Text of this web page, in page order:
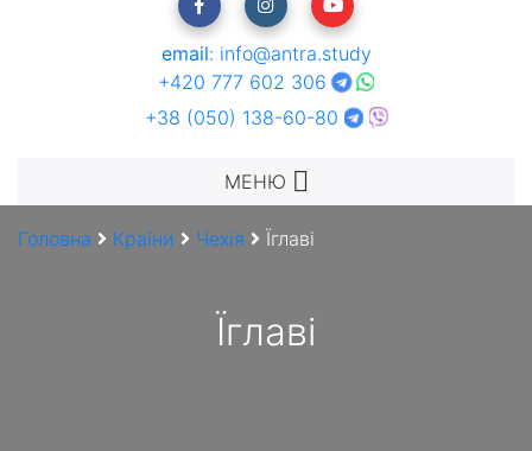
email: info@antra.study
+420 777 602 306
+38 (050) 138-60-80
МЕНЮ
Головна Країни Чехія Їглаві
Їглаві